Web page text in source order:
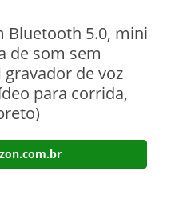
Bluetooth 5.0, mini
de som sem
de voz
para corrida,